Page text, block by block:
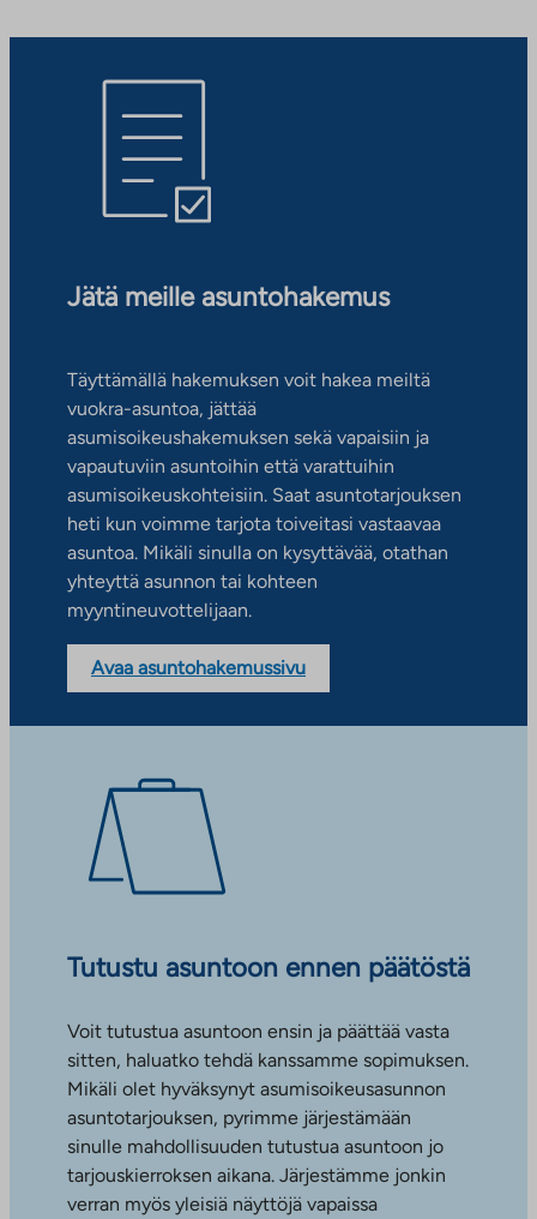
Jätä meille asuntohakemus
Täyttämällä hakemuksen voit hakea meiltä
vuokra-asuntoa, jättää
asumisoikeushakemuksen sekä vapaisiin ja
vapautuviin asuntoihin että varattuihin
asumisoikeuskohteisiin. Saat asuntotarjouksen
heti kun voimme tarjota toiveitasi vastaavaa
asuntoa. Mikäli sinulla on kysyttävää, otathan
yhteyttä asunnon tai kohteen
myyntineuvottelijaan.
Avaa asuntohakemussivu
Tutustu asuntoon ennen päätöstä
Voit tutustua asuntoon ensin ja päättää vasta
sitten, haluatko tehdä kanssamme sopimuksen.
Mikäli olet hyväksynyt asumisoikeusasunnon
asuntotarjouksen, pyrimme järjestämään
sinulle mahdollisuuden tutustua asuntoon jo
tarjouskierroksen aikana. Järjestämme jonkin
verran myös yleisiä näyttöjä vapaissa